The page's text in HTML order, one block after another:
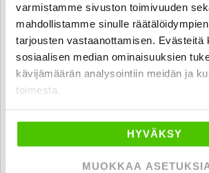
varmistamme sivuston toimivuuden
mahdollistamme sinulle
tarjousten vastaanottamisen. Evästeitä
sosiaalisen median ominaisuuksien
kävijämäärän analysointiin meidän ja
toimesta.
HYVÄKSY
MUOKKAA